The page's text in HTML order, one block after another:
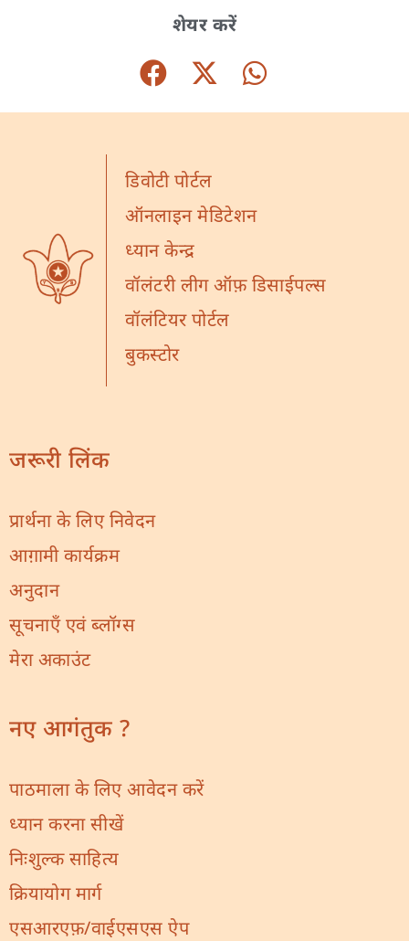
शेयर करें
डिवोटी पोर्टल
ऑनलाइन मेडिटेशन
ध्यान केन्द्र
वॉलंटरी लीग ऑफ़ डिसाईपल्स
वॉलंटियर पोर्टल
बुकस्टोर
जरूरी लिंक
प्रार्थना के लिए निवेदन
आग़ामी कार्यक्रम
अनुदान
सूचनाएँ एवं ब्लॉग्स
मेरा अकाउंट
नए आगंतुक ?
पाठमाला के लिए आवेदन करें
ध्यान करना सीखें
निःशुल्क साहित्य
क्रियायोग मार्ग
एसआरएफ़/वाईएसएस ऐप